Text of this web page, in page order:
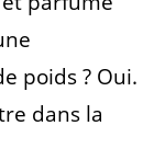
poids ? Oui.
dans la